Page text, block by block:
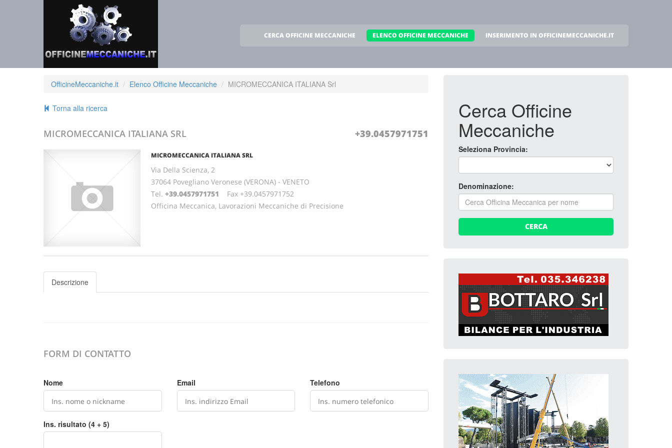
CERCA OFFICINE MECCANICHE ELENCO OFFICINE MECCANICHE INSERIMENTO IN OFFICINEMECCANICHE.IT
OfficineMeccaniche.it Elenco Officine Meccaniche MICROMECCANICA ITALIANA Srl
Torna alla ricerca
MICROMECCANICA ITALIANA SRL +39.0457971751
MICROMECCANICA ITALIANA SRL
Via Della Scienza, 2
37064 Povegliano Veronese (VERONA) - VENETO
Tel. +39.0457971751 Fax +39.0457971752
Officina Meccanica, Lavorazioni Meccaniche di Precisione
Descrizione
FORM DI CONTATTO
Nome Email Telefono
Ins. risultato (4 + 5)
Cerca Officine
Meccaniche
Seleziona Provincia:
Denominazione:
CERCA